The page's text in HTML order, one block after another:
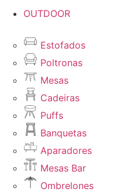
OUTDOOR
Estofados
Poltronas
Mesas
Cadeiras
Puffs
Banquetas
Aparadores
Mesas Bar
Ombrelones